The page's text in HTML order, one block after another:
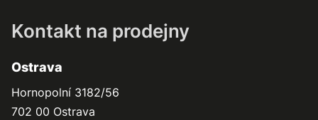
Kontakt na prodejny
Ostrava
Hornopolní 3182/56
702 00 Ostrava